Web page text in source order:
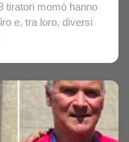
tiratori momò hanno
e, tra loro, diversi